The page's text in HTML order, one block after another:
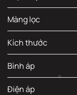
Màng lọc
Kích thước
Bình áp
Điện áp